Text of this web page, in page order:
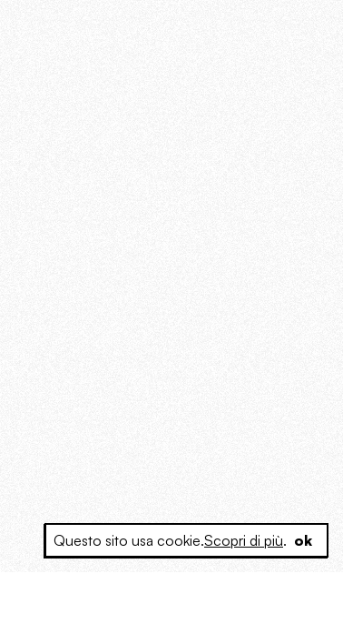
Questo sito usa cookie.Scopri di più. ok